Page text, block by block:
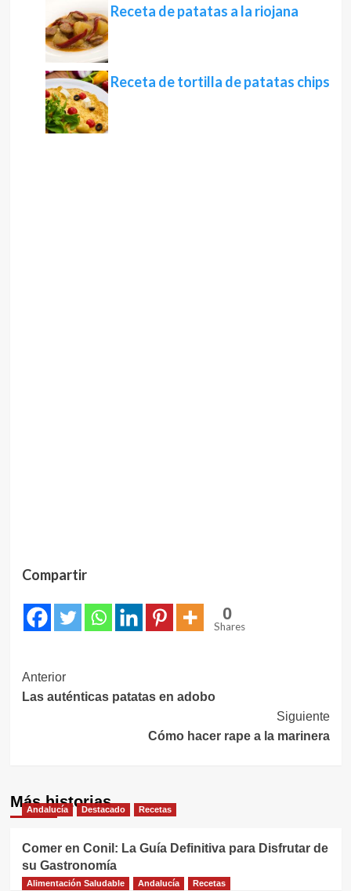
Receta de patatas a la riojana
Receta de tortilla de patatas chips
Compartir
0
Shares
Navegación
de
Anterior
Las auténticas patatas en adobo
Siguiente
Cómo hacer rape a la marinera
Más historias
Andalucía Destacado Recetas
Comer en Conil: La Guía Definitiva para Disfrutar de
su Gastronomía
Alimentación Saludable Andalucía Recetas